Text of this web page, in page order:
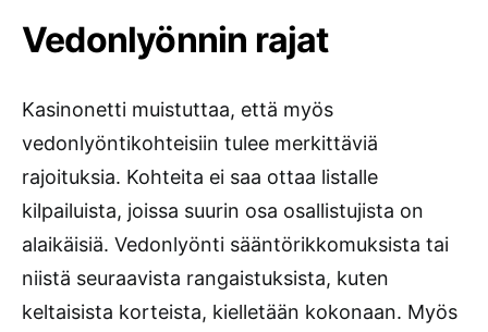
Vedonlyönnin rajat
Kasinonetti muistuttaa, että myös
vedonlyöntikohteisiin tulee merkittäviä
rajoituksia. Kohteita ei saa ottaa listalle
kilpailuista, joissa suurin osa osallistujista on
alaikäisiä. Vedonlyönti sääntörikkomuksista tai
niistä seuraavista rangaistuksista, kuten
keltaisista korteista, kielletään kokonaan. Myös